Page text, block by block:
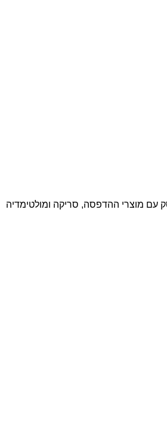
עם מוצרי ההדפסה, סריקה ומולטימדיה